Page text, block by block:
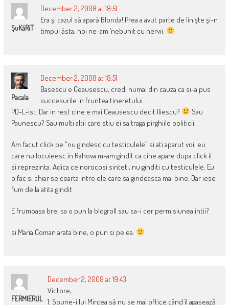
ŞuKăRiT
December 2, 2008 at 18:51
Era şi cazul să apară Blonda! Prea a avut parte de linişte şi-n
timpul ăsta, noi ne-am ‘nebunit cu nervii.
Pacala
December 2, 2008 at 18:51
Basescu e Ceausescu, cred, numai din cauza ca si-a pus
succesurile in fruntea tineretului
PD-L-ist. Dar in rest cine e mai Ceausescu decit Iliescu?
Sau
Paunescu? Sau multi altii care stiu ei sa traga pirghiile politicii.
Am facut click pe “nu gindesc cu testiculele” si ati aparut voi. eu
care nu locuieesc in Rahova m-am gindit ca cine apare dupa click il
si reprezinta. Adica ce norocosi sinteti, nu ginditi cu testiculele. Eu
o fac si chiar se cearta intre ele care sa gindeasca mai bine. Dar iese
fum de la atita gindit.
E frumoasa bre, sa o pun la blogroll sau sa-i cer permisiunea intii?
si Maria Coman arata bine, o pun si pe ea.
FERMIERUL
December 2, 2008 at 19:43
Victore,
1. Spune-i lui Mircea să nu se mai oftice când îl agasează